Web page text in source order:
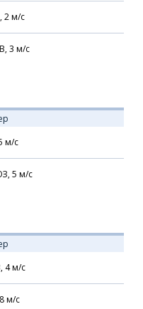
2м/с
3 м/с
м/с
5 м/с
4м/с
8м/с